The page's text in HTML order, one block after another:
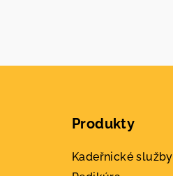
Produkty
Kadeřnické služby